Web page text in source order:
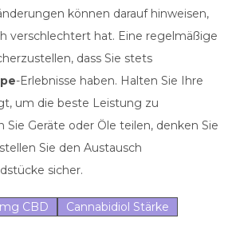
können darauf hinweisen,
verschlechtert hat. Eine regelmäßige
dass Sie stets
-Erlebnisse haben. Halten Sie Ihre
um die beste Leistung zu
Sie Geräte oder Öle teilen, denken Sie
Sie den Austausch
sicher.
CBD
Cannabidiol Stärke